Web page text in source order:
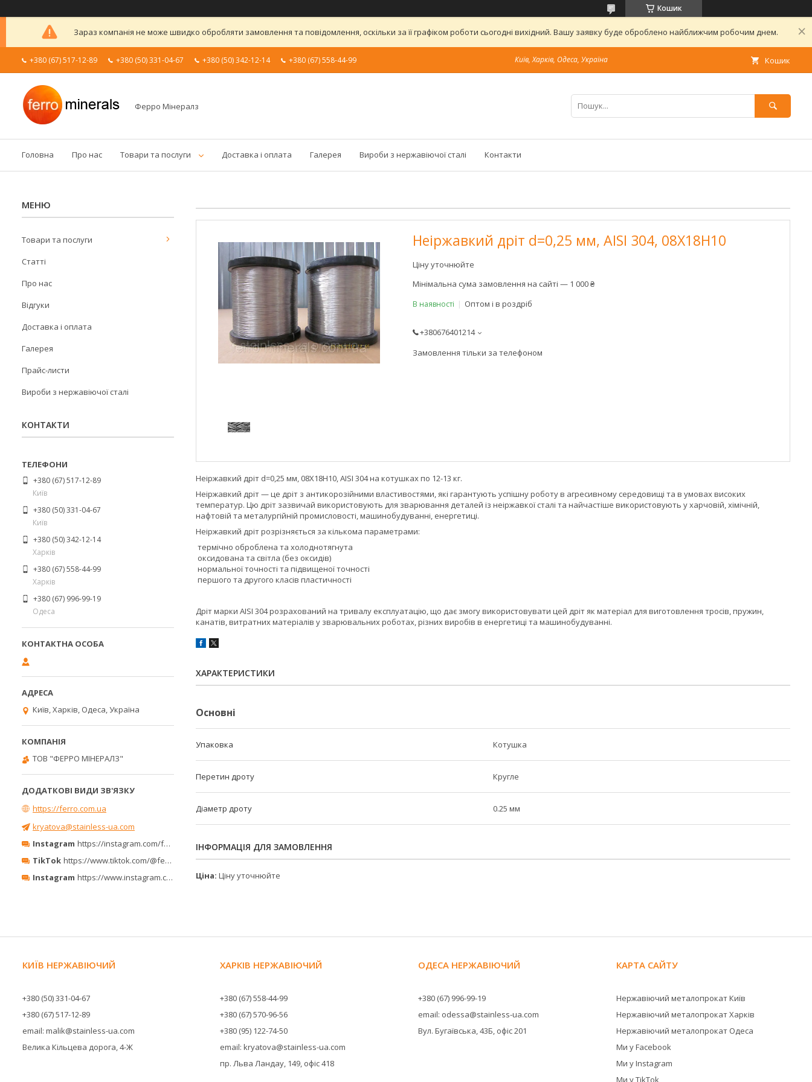
Кошик
Зараз компанія не може швидко обробляти замовлення та повідомлення, оскільки за її графіком роботи сьогодні вихідний. Вашу заявку буде оброблено найближчим робочим днем.
+380 (67) 517-12-89 +380 (50) 331-04-67 +380 (50) 342-12-14 +380 (67) 558-44-99 Київ, Харків, Одеса, Україна Кошик
Ферро Мінералз
Головна Про нас Товари та послуги Доставка і оплата Галерея Вироби з нержавіючої сталі Контакти
Неіржавкий дріт d=0,25 мм, AISI 304, 08Х18Н10
Ціну уточнюйте
Мінімальна сума замовлення на сайті — 1 000 ₴
В наявності Оптом і в роздріб
+380676401214
Замовлення тільки за телефоном
Неіржавкий дріт d=0,25 мм, 08Х18Н10, AISI 304 на котушках по 12-13 кг.
Неіржавкий дріт — це дріт з антикорозійними властивостями, які гарантують успішну роботу в агресивному середовищі та в умовах високих
температур. Цю дріт зазвичай використовують для зварювання деталей із неіржавкої сталі та найчастіше використовують у харчовій, хімічній,
нафтовій та металургійній промисловості, машинобудуванні, енергетиці.
Неіржавкий дріт розрізняється за кількома параметрами:
термічно оброблена та холоднотягнута
оксидована та світла (без оксидів)
нормальної точності та підвищеної точності
першого та другого класів пластичності
Дріт марки AISI 304 розрахований на тривалу експлуатацію, що дає змогу використовувати цей дріт як матеріал для виготовлення тросів, пружин,
канатів, витратних матеріалів у зварювальних роботах, різних виробів в енергетиці та машинобудуванні.
ХАРАКТЕРИСТИКИ
Основні
Упаковка Котушка
Перетин дроту Кругле
Діаметр дроту 0.25 мм
ІНФОРМАЦІЯ ДЛЯ ЗАМОВЛЕННЯ
Ціна: Ціну уточнюйте
Товари та послуги
Статті
Про нас
Відгуки
Доставка і оплата
Галерея
Прайс-листи
Вироби з нержавіючої сталі
КОНТАКТИ
+380 (67) 517-12-89
Київ
+380 (50) 331-04-67
Київ
+380 (50) 342-12-14
Харків
+380 (67) 558-44-99
Харків
+380 (67) 996-99-19
Одеса
Київ, Харків, Одеса, Україна
ТОВ "ФЕРРО МІНЕРАЛЗ"
https://ferro.com.ua
kryatova@stainless-ua.com
Instagram https://instagram.com/ferro_minerals/
TikTok https://www.tiktok.com/@ferrominerals
Instagram https://www.instagram.com/ferrominerals_kyiv/
КИЇВ НЕРЖАВІЮЧИЙ
+380 (50) 331-04-67
+380 (67) 517-12-89
email: malik@stainless-ua.com
Велика Кільцева дорога, 4-Ж
ХАРКІВ НЕРЖАВІЮЧИЙ
+380 (67) 558-44-99
+380 (67) 570-96-56
+380 (95) 122-74-50
email: kryatova@stainless-ua.com
пр. Льва Ландау, 149, офіс 418
ОДЕСА НЕРЖАВІЮЧИЙ
+380 (67) 996-99-19
email: odessa@stainless-ua.com
Вул. Бугаївська, 43Б, офіс 201
КАРТА САЙТУ
Нержавіючий металопрокат Київ
Нержавіючий металопрокат Харків
Нержавіючий металопрокат Одеса
Ми у Facebook
Ми у Instagram
Ми у TikTok